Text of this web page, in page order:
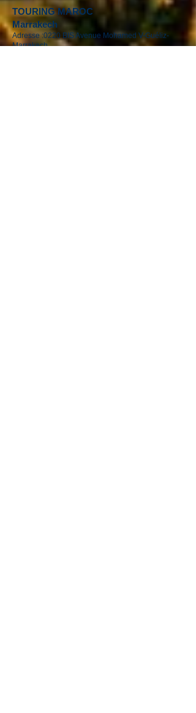
TOURING MAROC
Marrakech
Adresse :0220 BIS Avenue Mohamed V-Guéliz-
Marrakech